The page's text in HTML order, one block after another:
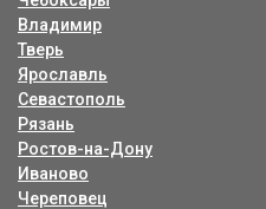
Владимир
Тверь
Ярославль
Севастополь
Рязань
Ростов-на-Дону
Иваново
Череповец